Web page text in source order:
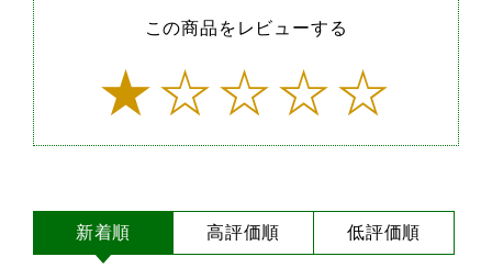
この商品をレビューする
新着順 高評価順 低評価順